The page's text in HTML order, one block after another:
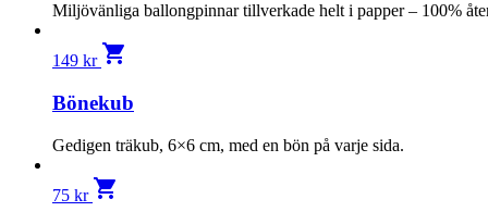
Miljövänliga ballongpinnar tillverkade helt i papper – 100%
149 kr shopping_cart
Bönekub
Gedigen träkub, 6×6 cm, med en bön på varje sida.
75 kr shopping_cart